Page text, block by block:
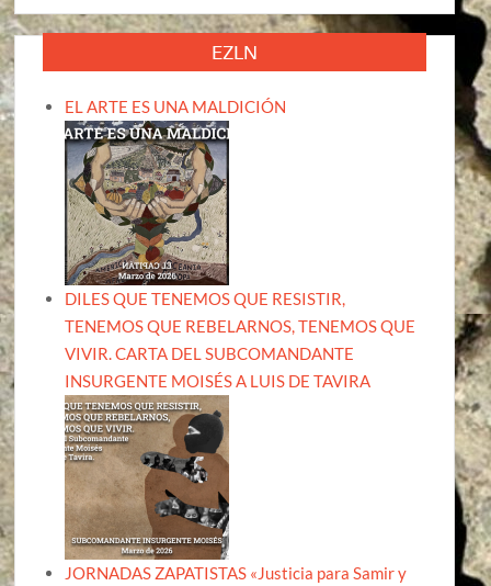
EZLN
EL ARTE ES UNA MALDICIÓN
DILES QUE TENEMOS QUE RESISTIR,
TENEMOS QUE REBELARNOS, TENEMOS QUE
VIVIR. CARTA DEL SUBCOMANDANTE
INSURGENTE MOISÉS A LUIS DE TAVIRA
JORNADAS ZAPATISTAS «Justicia para Samir y